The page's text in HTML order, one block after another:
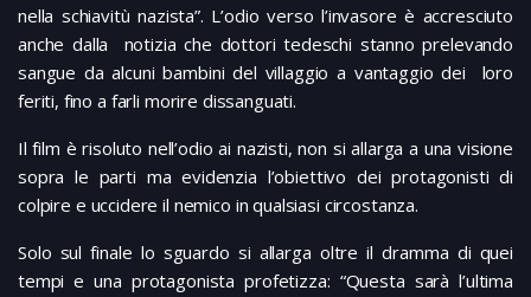
nella schiavitù nazista”. L’odio verso l’invasore è accresciuto
anche dalla notizia che dottori tedeschi stanno prelevando
sangue da alcuni bambini del villaggio a vantaggio dei loro
feriti, fino a farli morire dissanguati.
Il film è risoluto nell’odio ai nazisti, non si allarga a una visione
sopra le parti ma evidenzia l’obiettivo dei protagonisti di
colpire e uccidere il nemico in qualsiasi circostanza.
Solo sul finale lo sguardo si allarga oltre il dramma di quei
tempi e una protagonista profetizza: “Questa sarà l’ultima